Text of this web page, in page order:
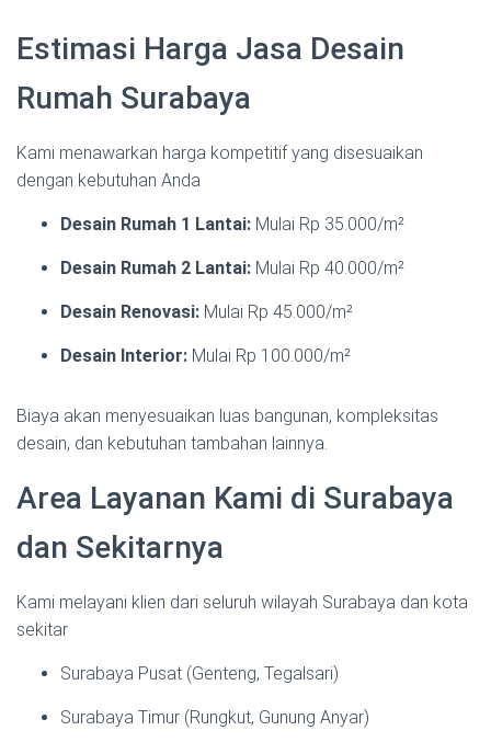
Estimasi Harga Jasa Desain
Rumah Surabaya
Kami menawarkan harga kompetitif yang disesuaikan
dengan kebutuhan Anda
Desain Rumah 1 Lantai: Mulai Rp 35.000/m²
Desain Rumah 2 Lantai: Mulai Rp 40.000/m²
Desain Renovasi: Mulai Rp 45.000/m²
Desain Interior: Mulai Rp 100.000/m²
Biaya akan menyesuaikan luas bangunan, kompleksitas
desain, dan kebutuhan tambahan lainnya.
Area Layanan Kami di Surabaya
dan Sekitarnya
Kami melayani klien dari seluruh wilayah Surabaya dan kota
sekitar
Surabaya Pusat (Genteng, Tegalsari)
Surabaya Timur (Rungkut, Gunung Anyar)